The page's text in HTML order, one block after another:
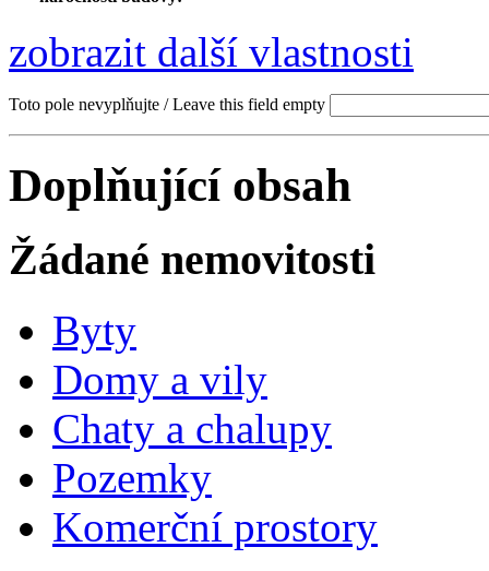
zobrazit další vlastnosti
Toto pole nevyplňujte / Leave this field empty
Doplňující obsah
Žádané nemovitosti
Byty
Domy a vily
Chaty a chalupy
Pozemky
Komerční prostory